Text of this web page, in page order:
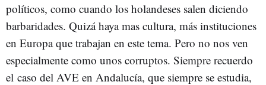
políticos, como cuando los holandeses salen diciendo
barbaridades. Quizá haya mas cultura, más instituciones
en Europa que trabajan en este tema. Pero no nos ven
especialmente como unos corruptos. Siempre recuerdo
el caso del AVE en Andalucía, que siempre se estudia,